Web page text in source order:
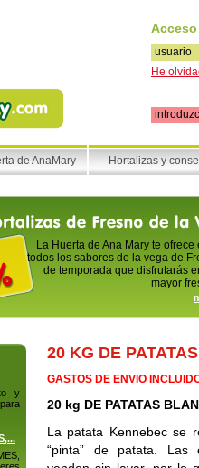
He
de AnaMary Hortalizas y
La Huerta de Ana Mary te
todos los sabores de la vega de
de temporada que disfrutarás
mayor
y
20 KG DE
GASTOS DE ENVIO
20 kg DE PATATAS
La patata Kennebec se
“pinta” de patata. Las